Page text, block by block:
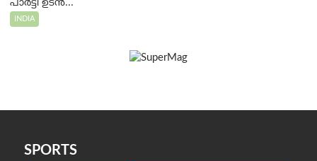
പാർട്ടി ഉടൻ...
INDIA
SPORTS